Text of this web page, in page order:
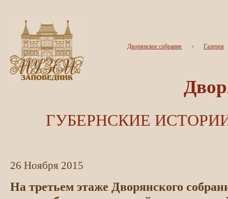
Дворянское собрание Галерея
ГУБЕРНСКИЕ
26 Ноября 2015
На третьем этаже Дворянского